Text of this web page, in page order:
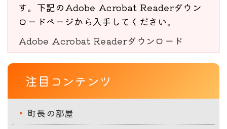
す。下記のAdobe Acrobat Readerダウン
ロードページから入手してください。
Adobe Acrobat Readerダウンロード
注目コンテンツ
町長の部屋